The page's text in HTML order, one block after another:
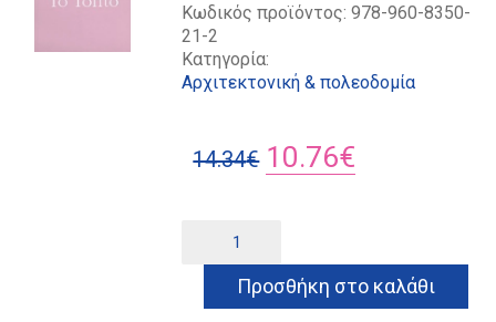
Κωδικός προϊόντος:978-960-8350-
21-2
Κατηγορία:
Αρχιτεκτονική & πολεοδομία
14.34€ Original
14.34€.
10.76€
είναι:
10.76€.
ποσότητα
Προσθήκη στο καλάθι